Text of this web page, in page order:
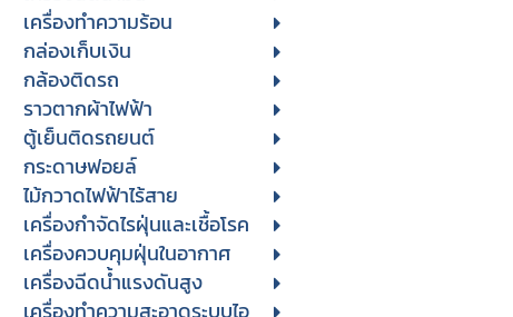
เครื่องทำความร้อน
กล่องเก็บเงิน
กล้องติดรถ
ราวตากผ้าไฟฟ้า
ตู้เย็นติดรถยนต์
กระดาษฟอยล์
ไม้กวาดไฟฟ้าไร้สาย
เครื่องกำจัดไรฝุ่นและเชื้อโรค
เครื่องควบคุมฝุ่นในอากาศ
เครื่องฉีดน้ำแรงดันสูง
เครื่องทำความสะอาดระบบไอ